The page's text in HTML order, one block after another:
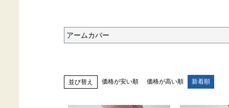
アームカバー
並び替え 価格が安い順 価格が高い順 新着順